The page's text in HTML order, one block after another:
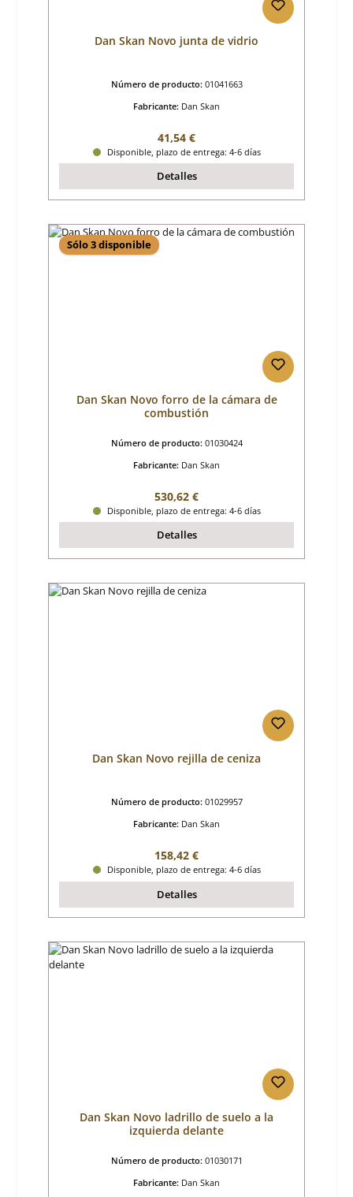
Dan Skan Novo junta de vidrio
Número de producto: 01041663
Fabricante: Dan Skan
Precio normal:
41,54 €
Disponible, plazo de entrega: 4-6 días
Detalles
Sólo 3 disponible
Dan Skan Novo forro de la cámara de
combustión
Número de producto: 01030424
Fabricante: Dan Skan
Precio normal:
530,62 €
Disponible, plazo de entrega: 4-6 días
Detalles
Dan Skan Novo rejilla de ceniza
Número de producto: 01029957
Fabricante: Dan Skan
Precio normal:
158,42 €
Disponible, plazo de entrega: 4-6 días
Detalles
Dan Skan Novo ladrillo de suelo a la
izquierda delante
Número de producto: 01030171
Fabricante: Dan Skan